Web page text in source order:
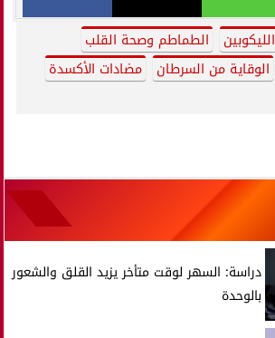
الليكوبين
الطماطم وصحة القلب
الوقاية من السرطان
مضادات الأكسدة
دراسة: السهر لوقت متأخر يزيد القلق والشعور
بالوحدة